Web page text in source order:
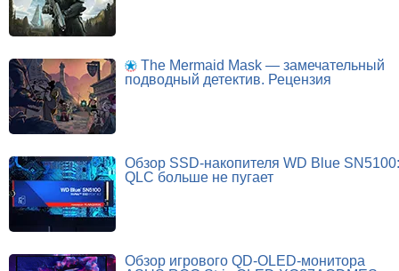
The Mermaid Mask — замечательный
подводный детектив. Рецензия
Обзор SSD-накопителя WD Blue SN5100:
QLC больше не пугает
Обзор игрового QD-OLED-монитора